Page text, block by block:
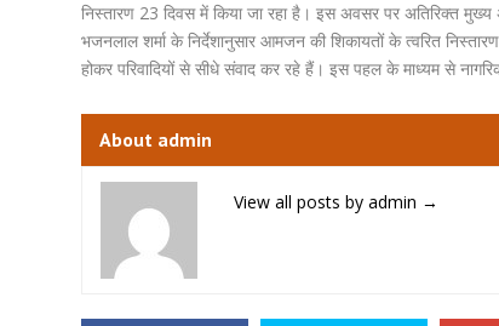
निस्तारण 23 दिवस में किया जा रहा है। इस अवसर पर अतिरिक्त
भजनलाल शर्मा के निर्देशानुसार आमजन की शिकायतों के त्वरित
होकर परिवादियों से सीधे संवाद कर रहे हैं। इस पहल के माध्यम से
About admin
View all posts by admin →